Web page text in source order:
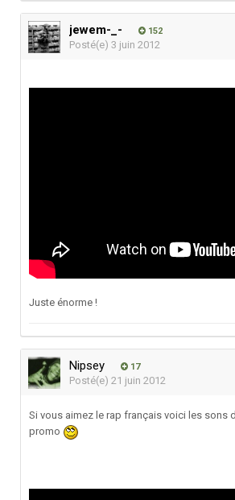
jewem-_- 152
Posté(e) 3 juin 2012
Juste énorme !
Nipsey 17
Posté(e) 21 juin 2012
Si vous aimez le rap français voici les sons
promo